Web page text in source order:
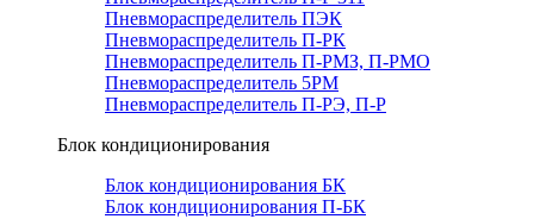
Пневмораспределитель ПЭК
Пневмораспределитель П-РК
Пневмораспределитель П-РМЗ, П-РМО
Пневмораспределитель 5РМ
Пневмораспределитель П-РЭ, П-Р
Блок кондиционирования
Блок кондиционирования БК
Блок кондиционирования П-БК